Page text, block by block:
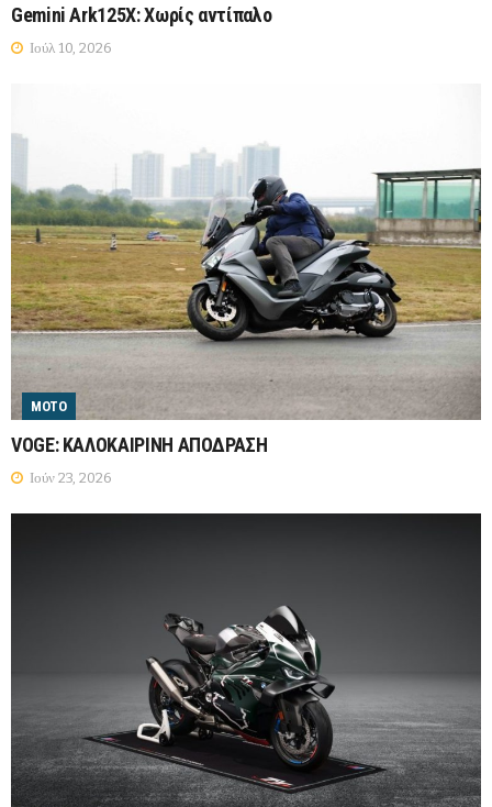
Gemini Ark125X: Χωρίς αντίπαλο
Ιούλ 10, 2026
MOTO
VOGE: ΚΑΛΟΚΑΙΡΙΝΗ ΑΠΟΔΡΑΣΗ
Ιούν 23, 2026